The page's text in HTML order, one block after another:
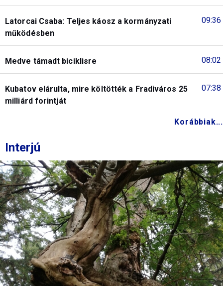
09:36
Latorcai Csaba: Teljes káosz a kormányzati
működésben
08:02
Medve támadt biciklisre
07:38
Kubatov elárulta, mire költötték a Fradiváros 25
milliárd forintját
Korábbiak...
Interjú